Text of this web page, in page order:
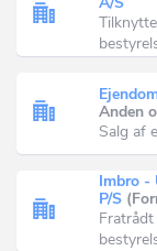
Anden
Salg af
Imbro -
P/S